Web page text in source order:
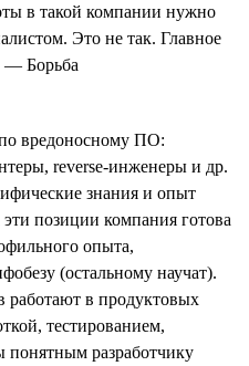
в такой компании нужно
Это не так. Главное
— Борьба
вредоносному ПО:
reverse-инженеры и др.
знания и опыт
позиции компания готова
опыта,
(остальному научат).
работают в продуктовых
тестированием,
понятным разработчику